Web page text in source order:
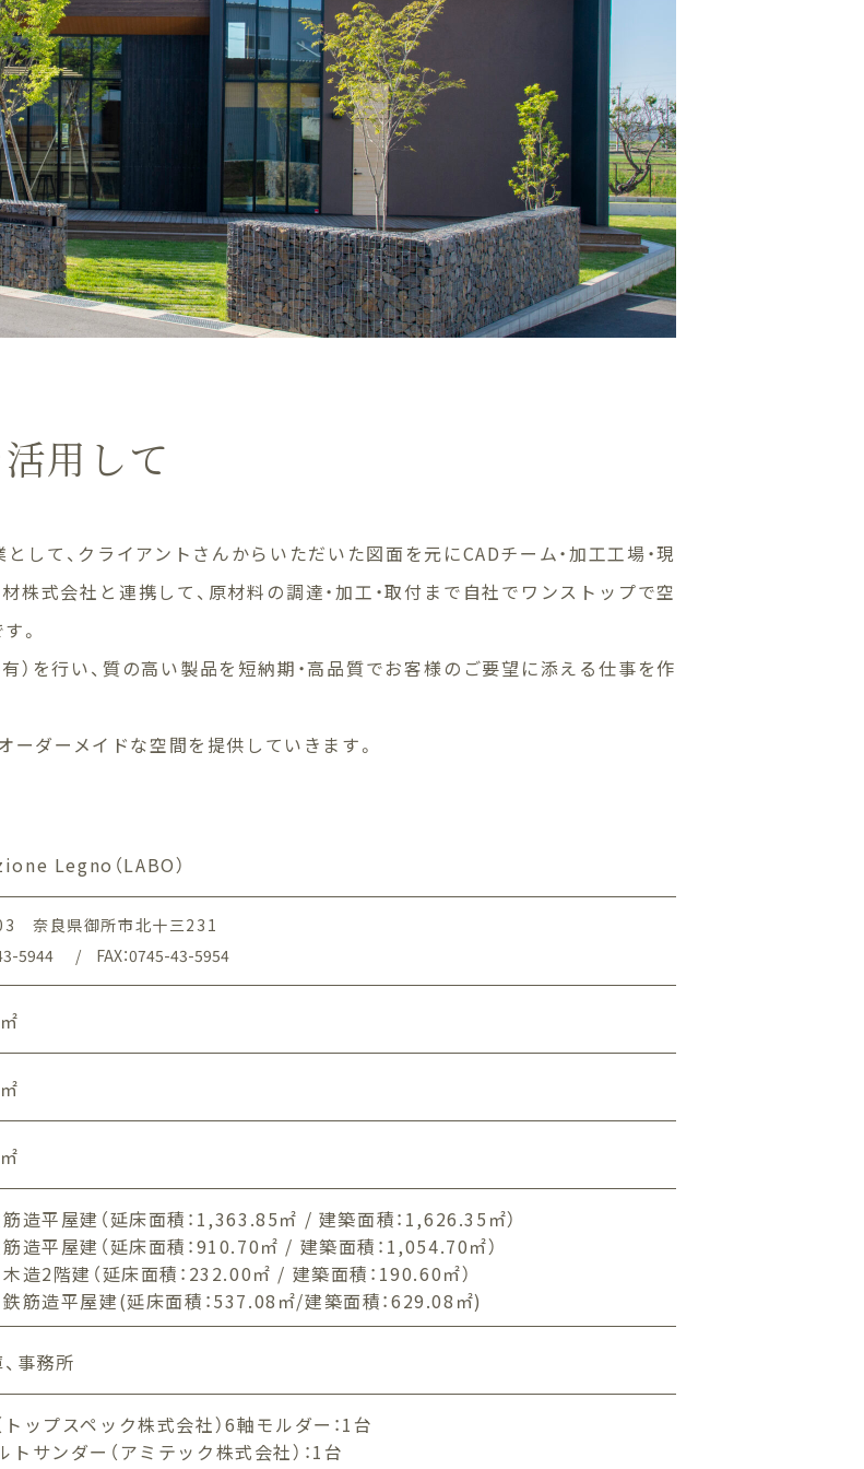
用して
て、クライアントさんからいただいた図面を元にCADチーム・加工工場・現
株式会社と連携して、原材料の調達・加工・取付まで自社でワンストップで空
。
）を行い、質の高い製品を短納期・高品質でお客様のご要望に添える仕事を作
ーダーメイドな空間を提供していきます。
Legno（LABO）
奈良県御所市北十三231
5944
FAX：0745-43-5954
筋造平屋建（延床面積：1,363.85㎡ / 建築面積：1,626.35㎡）
筋造平屋建（延床面積：910.70㎡ / 建築面積：1,054.70㎡）
木造2階建（延床面積：232.00㎡ / 建築面積：190.60㎡）
鉄筋造平屋建(延床面積：537.08㎡/建築面積：629.08㎡)
事務所
トップスペック株式会社）6軸モルダー：1台
トサンダー（アミテック株式会社）：1台